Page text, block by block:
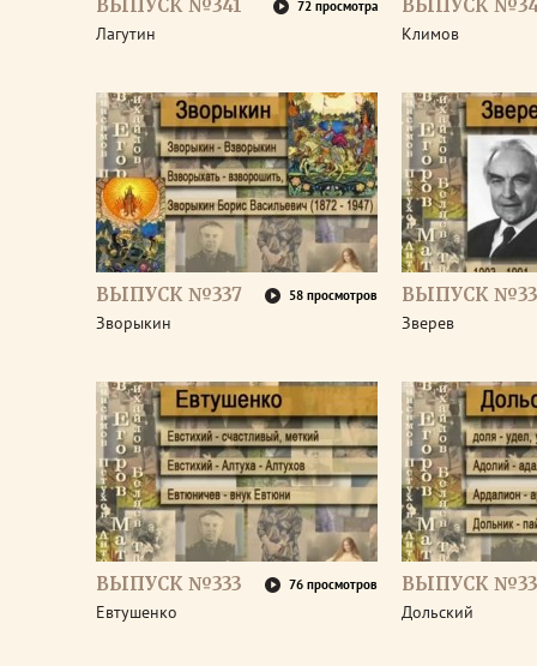
ВЫПУСК №341 72 просмотра
Лагутин
ВЫПУСК
Климов
ВЫПУСК №337 58 просмотров
Зворыкин
ВЫПУСК
Зверев
ВЫПУСК №333 76 просмотров
Евтушенко
ВЫПУСК
Дольский